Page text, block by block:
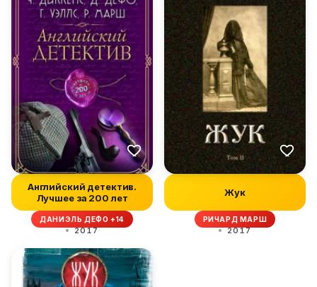
Английский детектив.
Лучшее за 200 лет
ДАНИЭЛЬ ДЕФО +14
2017
Жук
РИЧАРД МАРШ
2017